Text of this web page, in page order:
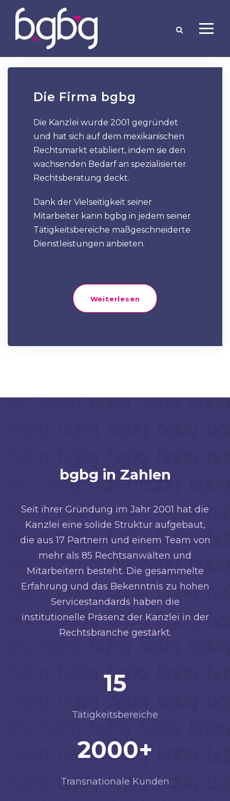
Die Firma bgbg
Die Kanzlei wurde 2001 gegründet
und hat sich auf dem mexikanischen
Rechtsmarkt etabliert, indem sie den
wachsenden Bedarf an spezialisierter
Rechtsberatung deckt.
Dank der Vielseitigkeit seiner
Mitarbeiter kann bgbg in jedem seiner
Tätigkeitsbereiche maßgeschneiderte
Dienstleistungen anbieten.
Weiterlesen
bgbg in Zahlen
Seit ihrer Gründung im Jahr 2001 hat die
Kanzlei eine solide Struktur aufgebaut,
die aus 17 Partnern und einem Team von
mehr als 85 Rechtsanwälten und
Mitarbeitern besteht. Die gesammelte
Erfahrung und das Bekenntnis zu hohen
Servicestandards haben die
institutionelle Präsenz der Kanzlei in der
Rechtsbranche gestärkt.
15
Tätigkeitsbereiche
2000+
Transnationale Kunden